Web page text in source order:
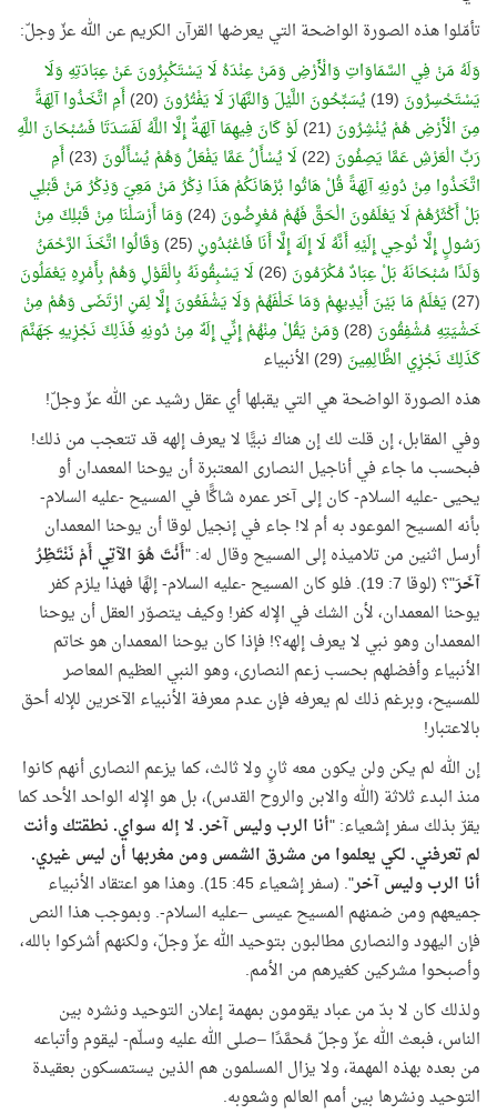
تأمّلوا هذه الصورة الواضحة التي يعرضها القرآن الكريم عن الله عزّ وجلّ:
وَلَهُ مَنْ فِي السَّمَاوَاتِ وَالْأَرْضِ وَمَنْ عِنْدَهُ لَا يَسْتَكْبِرُونَ عَنْ عِبَادَتِهِ وَلَا
يَسْتَحْسِرُونَ (19) يُسَبِّحُونَ اللَّيْلَ وَالنَّهَارَ لَا يَفْتُرُونَ (20)
أَمِ اتَّخَذُوا آلِهَةً
مِنَ الْأَرْضِ هُمْ يُنْشِرُونَ (21)
لَوْ كَانَ فِيهِمَا آلِهَةٌ إِلَّا اللَّهُ لَفَسَدَتَا فَسُبْحَانَ اللَّهِ
رَبِّ الْعَرْشِ عَمَّا يَصِفُونَ (22) لَا يُسْأَلُ عَمَّا يَفْعَلُ وَهُمْ يُسْأَلُونَ (23)
أَمِ
اتَّخَذُوا مِنْ دُونِهِ آلِهَةً قُلْ هَاتُوا بُرْهَانَكُمْ هَذَا ذِكْرُ مَنْ مَعِيَ وَذِكْرُ مَنْ قَبْلِي
بَلْ أَكْثَرُهُمْ لَا يَعْلَمُونَ الْحَقَّ فَهُمْ مُعْرِضُونَ (24)
وَمَا أَرْسَلْنَا مِنْ قَبْلِكَ مِنْ
رَسُولٍ إِلَّا نُوحِي إِلَيْهِ أَنَّهُ لَا إِلَهَ إِلَّا أَنَا فَاعْبُدُونِ (25)
وَقَالُوا اتَّخَذَ الرَّحْمَنُ
وَلَدًا سُبْحَانَهُ بَلْ عِبَادٌ مُكْرَمُونَ (26)
لَا يَسْبِقُونَهُ بِالْقَوْلِ وَهُمْ بِأَمْرِهِ يَعْمَلُونَ
(27)
يَعْلَمُ مَا بَيْنَ أَيْدِيهِمْ وَمَا خَلْفَهُمْ وَلَا يَشْفَعُونَ إِلَّا لِمَنِ ارْتَضَى وَهُمْ مِنْ
خَشْيَتِهِ مُشْفِقُونَ (28)
وَمَنْ يَقُلْ مِنْهُمْ إِنِّي إِلَهٌ مِنْ دُونِهِ فَذَلِكَ نَجْزِيهِ جَهَنَّمَ
كَذَلِكَ نَجْزِي الظَّالِمِينَ (29) الأنبياء
هذه الصورة الواضحة هي التي يقبلها أي عقل رشيد عن الله عزّ وجلّ!
وفي المقابل، إن قلت لك إن هناك نبيًّا لا يعرف إلهه قد تتعجب من ذلك!
فبحسب ما جاء في أناجيل النصارى المعتبرة أن يوحنا المعمدان أو
يحيى -عليه السلام- كان إلى آخر عمره شاكًّا في المسيح -عليه السلام-
بأنه المسيح الموعود به أم لا! جاء في إنجيل لوقا أن يوحنا المعمدان
أرسل اثنين من تلاميذه إلى المسيح وقال له: "أَنْتَ هُوَ الآتِي أَمْ نَنْتَظِرُ
آخَرَ
"؟ (لوقا 7: 19). فلو كان المسيح -عليه السلام- إلهًا فهذا يلزم كفر
يوحنا المعمدان، لأن الشك في الإله كفر! وكيف يتصوّر العقل أن يوحنا
المعمدان وهو نبي لا يعرف إلهه؟! فإذا كان يوحنا المعمدان هو خاتم
الأنبياء وأفضلهم بحسب زعم النصارى، وهو النبي العظيم المعاصر
للمسيح، وبرغم ذلك لم يعرفه فإن عدم معرفة الأنبياء الآخرين للإله أحق
بالاعتبار!
إن الله لم يكن ولن يكون معه ثانٍ ولا ثالث، كما يزعم النصارى أنهم كانوا
منذ البدء ثلاثة (الله والابن والروح القدس)، بل هو الإله الواحد الأحد كما
يقرّ بذلك سفر إشعياء: "أنا الرب وليس آخر. لا إله سواي. نطقتك وأنت
لم تعرفني. لكي يعلموا من مشرق الشمس ومن مغربها أن ليس غيري.
أنا الرب وليس آخر
". (سفر إشعياء 45: 15). وهذا هو اعتقاد الأنبياء
جميعهم ومن ضمنهم المسيح عيسى –عليه السلام-. وبموجب هذا النص
فإن اليهود والنصارى مطالبون بتوحيد الله عزّ وجلّ، ولكنهم أشركوا بالله،
وأصبحوا مشركين كغيرهم من الأمم.
ولذلك كان لا بدّ من عباد يقومون بمهمة إعلان التوحيد ونشره بين
الناس، فبعث الله عزّ وجلّ مُحمَّدًا –صلى الله عليه وسلّم- ليقوم وأتباعه
من بعده بهذه المهمة، ولا يزال المسلمون هم الذين يستمسكون بعقيدة
التوحيد ونشرها بين أمم العالم وشعوبه.